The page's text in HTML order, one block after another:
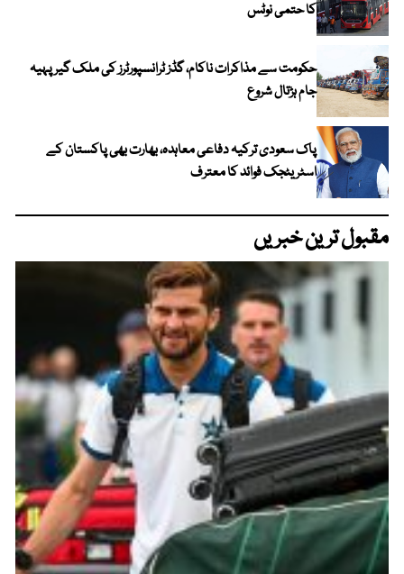
کا حتمی نوٹس
حکومت سے مذاکرات ناکام، گڈز ٹرانسپورٹرز کی ملک گیر پہیہ
جام ہڑتال شروع
پاک سعودی ترکیہ دفاعی معاہدہ، بھارت بھی پاکستان کے
اسٹریٹجک فوائد کا معترف
مقبول ترین خبریں